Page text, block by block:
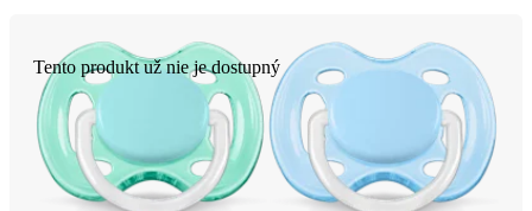
Tento produkt už nie je dostupný